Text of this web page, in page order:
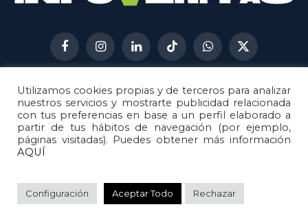
FacebookInstagramLinkedInTikTokWhatsApp
X
(Twitter)
AVISO LEGAL
METODOLOGÍA
POLÍTICA DE COOKIES
POLÍTICA DE CORRECCIONES
© 2026Metech. Todos los derechos reservados.
Utilizamos cookies propias y de terceros para analizar
nuestros servicios y mostrarte publicidad relacionada
con tus preferencias en base a un perfil elaborado a
partir de tus hábitos de navegación (por ejemplo,
páginas visitadas). Puedes obtener más información
AQUÍ
Configuración Aceptar Todo Rechazar